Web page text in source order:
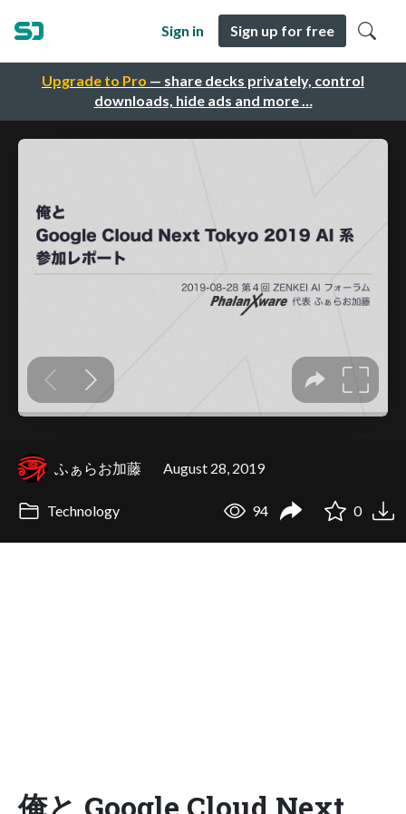
Upgrade to Pro — share decks privately, control
downloads, hide ads and more …
Sign in Sign up for free
ふぁらお加藤 August 28, 2019
Technology 94 0
俺と Google Cloud Next